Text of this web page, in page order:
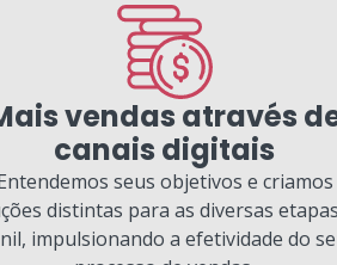
vendas através
canais digitais
seus objetivos e criamos
distintas para as diversas
impulsionando a efetividade do